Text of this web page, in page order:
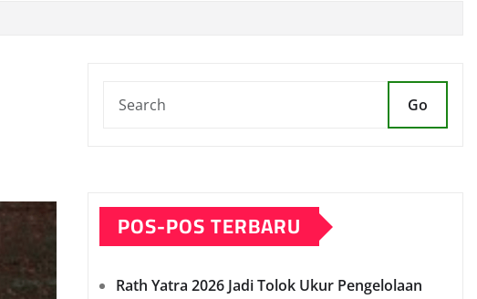
Go
POS-POS TERBARU
Rath Yatra 2026 Jadi Tolok Ukur Pengelolaan